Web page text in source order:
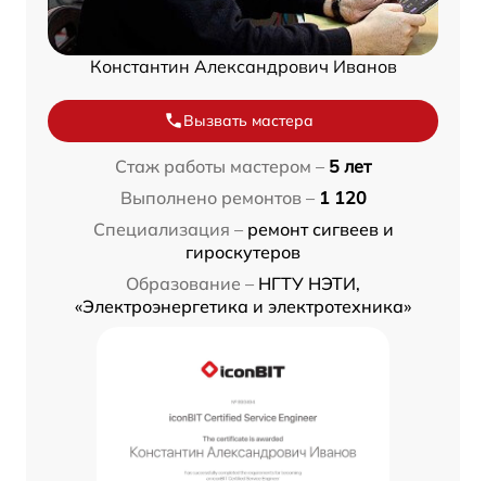
Константин Александрович Иванов
Вызвать мастера
Стаж работы мастером – 5 лет
Выполнено ремонтов – 1 120
Специализация – ремонт сигвеев и
гироскутеров
Образование – НГТУ НЭТИ,
«Электроэнергетика и электротехника»